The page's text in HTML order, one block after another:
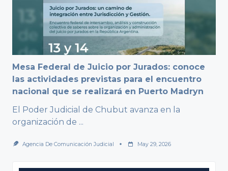
Mesa Federal de Juicio por Jurados: conoce
las actividades previstas para el encuentro
nacional que se realizará en Puerto Madryn
El Poder Judicial de Chubut avanza en la
organización de ...
Agencia De Comunicación Judicial May 29, 2026